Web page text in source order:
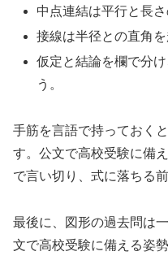
中点連結は平行と長
接線は半径との直角
仮定と結論を欄で分
う。
手筋を言語で持っておく
す。公文で高校受験に備
で言い切り、式に落ちる
最後に、図形の過去問は
文で高校受験に備える姿